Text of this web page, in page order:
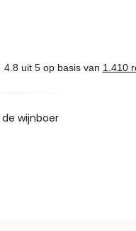
Vineuse
wijnboer